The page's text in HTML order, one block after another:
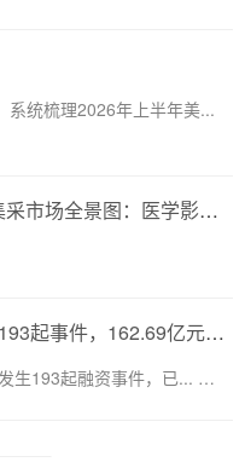
系统梳理2026年上半年美...
2026年（1-6月）中国医疗器械集采市场全景图：医学影像仍为集采主要目标，部分产品线增速显著
2026上半年医疗器械融资盘点：193起事件，162.69亿元流向何处？
生193起融资事件，已... …